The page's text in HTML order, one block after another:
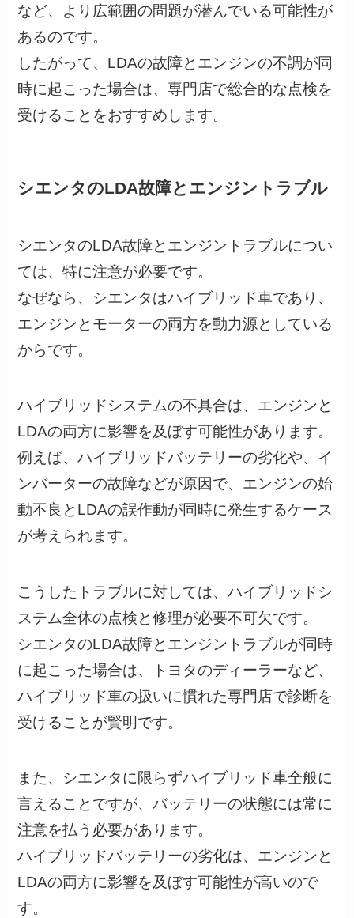
など、より広範囲の問題が潜んでいる可能性が
あるのです。
したがって、LDAの故障とエンジンの不調が同
時に起こった場合は、専門店で総合的な点検を
受けることをおすすめします。
シエンタのLDA故障とエンジントラブル
シエンタのLDA故障とエンジントラブルについ
ては、特に注意が必要です。
なぜなら、シエンタはハイブリッド車であり、
エンジンとモーターの両方を動力源としている
からです。
ハイブリッドシステムの不具合は、エンジンと
LDAの両方に影響を及ぼす可能性があります。
例えば、ハイブリッドバッテリーの劣化や、イ
ンバーターの故障などが原因で、エンジンの始
動不良とLDAの誤作動が同時に発生するケース
が考えられます。
こうしたトラブルに対しては、ハイブリッドシ
ステム全体の点検と修理が必要不可欠です。
シエンタのLDA故障とエンジントラブルが同時
に起こった場合は、トヨタのディーラーなど、
ハイブリッド車の扱いに慣れた専門店で診断を
受けることが賢明です。
また、シエンタに限らずハイブリッド車全般に
言えることですが、バッテリーの状態には常に
注意を払う必要があります。
ハイブリッドバッテリーの劣化は、エンジンと
LDAの両方に影響を及ぼす可能性が高いので
す。